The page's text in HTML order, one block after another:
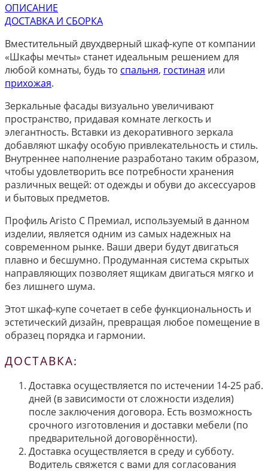
ОПИСАНИЕ
ДОСТАВКА И СБОРКА
Вместительный двухдверный шкаф-купе от компании
«Шкафы мечты» станет идеальным решением для
любой комнаты, будь то спальня, гостиная или
прихожая.
Зеркальные фасады визуально увеличивают
пространство, придавая комнате легкость и
элегантность. Вставки из декоративного зеркала
добавляют шкафу особую привлекательность и стиль.
Внутреннее наполнение разработано таким образом,
чтобы удовлетворить все потребности хранения
различных вещей: от одежды и обуви до аксессуаров
и бытовых предметов.
Профиль Aristo С Премиал, используемый в данном
изделии, является одним из самых надежных на
современном рынке. Ваши двери будут двигаться
плавно и бесшумно. Продуманная система скрытых
направляющих позволяет ящикам двигаться мягко и
без лишнего шума.
Этот шкаф-купе сочетает в себе функциональность и
эстетический дизайн, превращая любое помещение в
образец порядка и гармонии.
ДОСТАВКА:
Доставка осуществляется по истечении 14-25 раб.
дней (в зависимости от сложности изделия)
после заключения договора. Есть возможность
срочного изготовления и доставки мебели (по
предварительной договорённости).
Доставка осуществляется в среду и субботу.
Водитель свяжется с вами для согласования